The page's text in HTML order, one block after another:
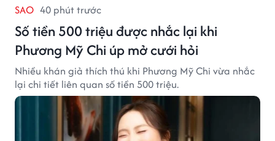
SAO 40 phút trước
Số tiền 500 triệu được nhắc lại khi
Phương Mỹ Chi úp mở cưới hỏi
Nhiều khán giả thích thú khi Phương Mỹ Chi vừa nhắc
lại chi tiết liên quan số tiền 500 triệu.